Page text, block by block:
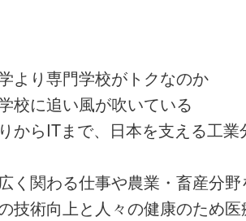
より専門学校がトクなのか
校に追い風が吹いている
からITまで、日本を支える工
く関わる仕事や農業・畜産分
技術向上と人々の健康のため